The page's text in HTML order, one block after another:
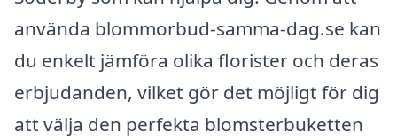
använda blommorbud-samma-dag.se kan
du enkelt jämföra olika florister och deras
erbjudanden, vilket gör det möjligt för dig
att välja den perfekta blomsterbuketten